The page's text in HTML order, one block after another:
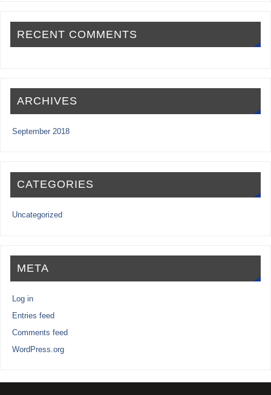
RECENT COMMENTS
ARCHIVES
September 2018
CATEGORIES
Uncategorized
META
Log in
Entries feed
Comments feed
WordPress.org